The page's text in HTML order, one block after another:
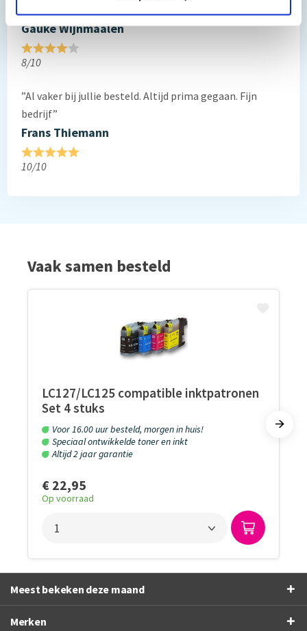
Gauke Wijnmaalen
8/10
”Al vaker bij jullie besteld. Altijd prima gegaan. Fijn
bedrijf”
Frans Thiemann
10/10
Vaak samen besteld
LC127/LC125 compatible inktpatronen
Set 4 stuks
Voor 16.00 uur besteld, morgen in huis!
Speciaal ontwikkelde toner en inkt
Altijd 2 jaar garantie
€ 22,95
Op voorraad
Meest bekeken deze maand
Merken